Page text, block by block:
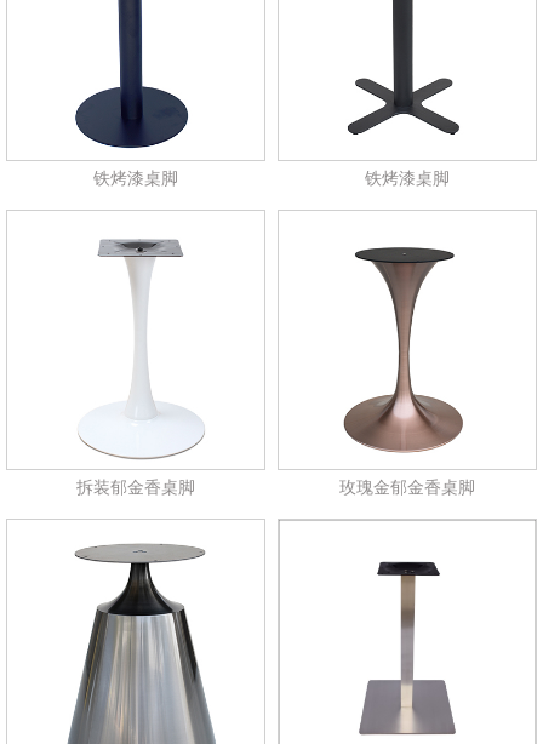
铁烤漆桌脚 铁烤漆桌脚
拆装郁金香桌脚 玫瑰金郁金香桌脚